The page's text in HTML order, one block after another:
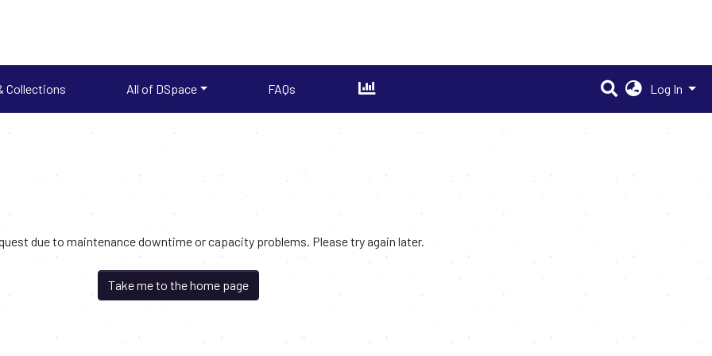
Collections All of DSpace FAQs Log In
due to maintenance downtime or capacity problems. Please try again later.
Take me to the home page